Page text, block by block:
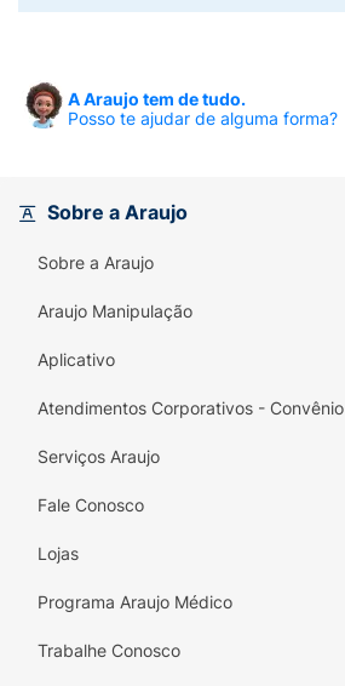
A Araujo tem de tudo.
Posso te ajudar de alguma forma?
Sobre a Araujo
Sobre a Araujo
Araujo Manipulação
Aplicativo
Atendimentos Corporativos - Convênio
Serviços Araujo
Fale Conosco
Lojas
Programa Araujo Médico
Trabalhe Conosco